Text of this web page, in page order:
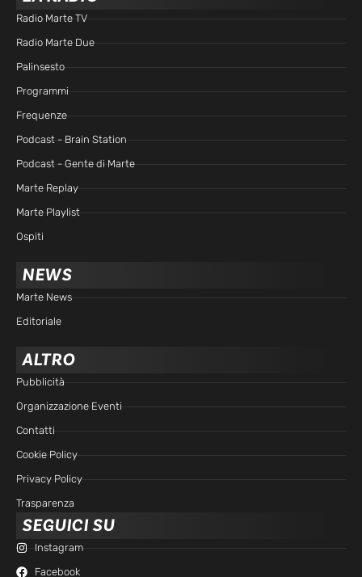
Radio Marte TV
Radio Marte Due
Palinsesto
Programmi
Frequenze
Podcast - Brain Station
Podcast - Gente di Marte
Marte Replay
Marte Playlist
Ospiti
NEWS
Marte News
Editoriale
ALTRO
Pubblicità
Organizzazione Eventi
Contatti
Cookie Policy
Privacy Policy
Trasparenza
SEGUICI SU
Instagram
Facebook